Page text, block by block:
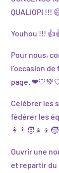
QUALIOPI !!!
Youhou !!!
Pour nous,
l’occasion
page.
Célébrer les
fédérer les
Ouvrir une
et repartir du